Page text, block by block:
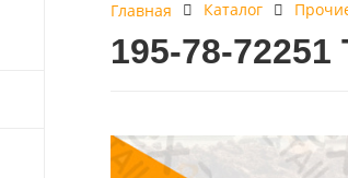
Главная Каталог
195-78-